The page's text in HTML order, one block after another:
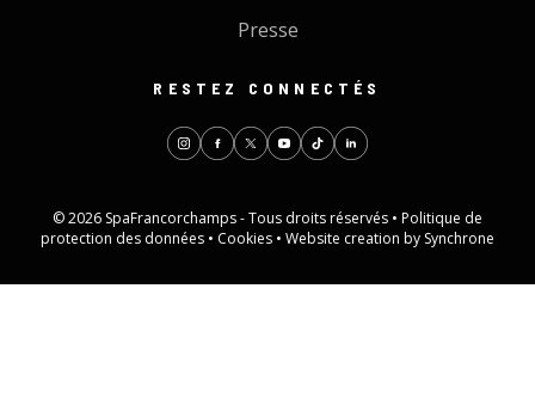
Presse
RESTEZ CONNECTÉS
© 2026 SpaFrancorchamps - Tous droits réservés • Politique de
protection des données • Cookies • Website creation by Synchrone